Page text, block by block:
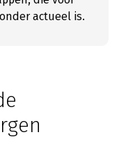
actueel is.